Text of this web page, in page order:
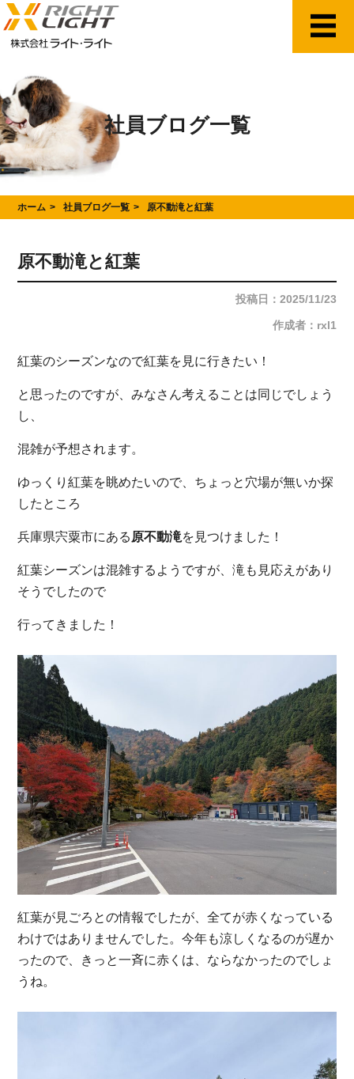
社員ブログ一覧
ホーム 社員ブログ一覧 原不動滝と紅葉
原不動滝と紅葉
投稿日：2025/11/23
作成者：rxl1
紅葉のシーズンなので紅葉を見に行きたい！
と思ったのですが、みなさん考えることは同じでしょう
し、
混雑が予想されます。
ゆっくり紅葉を眺めたいので、ちょっと穴場が無いか探
したところ
兵庫県宍粟市にある 原不動滝を見つけました！
紅葉シーズンは混雑するようですが、滝も見応えがあり
そうでしたので
行ってきました！
紅葉が見ごろとの情報でしたが、全てが赤くなっている
わけではありませんでした。今年も涼しくなるのが遅か
ったので、きっと一斉に赤くは、ならなかったのでしょ
うね。